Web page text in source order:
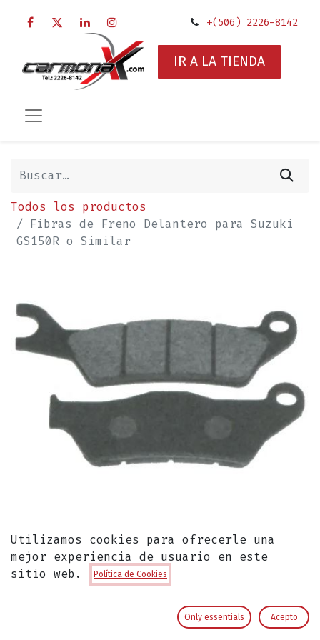
+(506) 2226-8142
IR A LA TIENDA
Todos los productos
Fibras de Freno Delantero para Suzuki
GS150R o Similar
Fibras de Freno Delantero para Suzuki
GS150R o Similar
Fibras de Freno para Reemplazo
Utilizamos cookies para ofrecerle una
mejor experiencia de usuario en este
sitio web.
Política de Cookies
Only essentials Acepto